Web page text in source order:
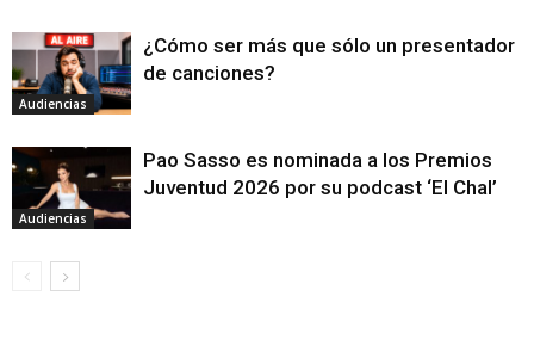
Audiencias
¿Cómo ser más que sólo un presentador
de canciones?
Audiencias
Pao Sasso es nominada a los Premios
Juventud 2026 por su podcast ‘El Chal’